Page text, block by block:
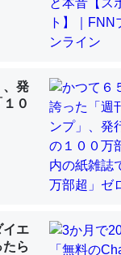
ないのか」に関する新仮説
貝類は苦労してるん
ないのか」に関する新仮
、発
０
イエ
ら